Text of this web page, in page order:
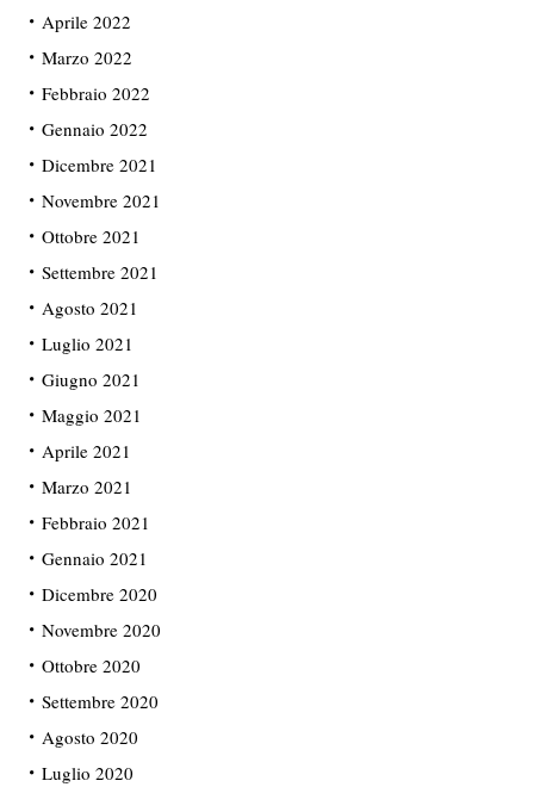
Aprile 2022
Marzo 2022
Febbraio 2022
Gennaio 2022
Dicembre 2021
Novembre 2021
Ottobre 2021
Settembre 2021
Agosto 2021
Luglio 2021
Giugno 2021
Maggio 2021
Aprile 2021
Marzo 2021
Febbraio 2021
Gennaio 2021
Dicembre 2020
Novembre 2020
Ottobre 2020
Settembre 2020
Agosto 2020
Luglio 2020